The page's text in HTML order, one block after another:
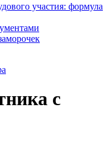
участия: формула
с